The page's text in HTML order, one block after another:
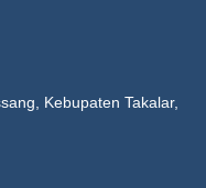
Kebupaten Takalar,